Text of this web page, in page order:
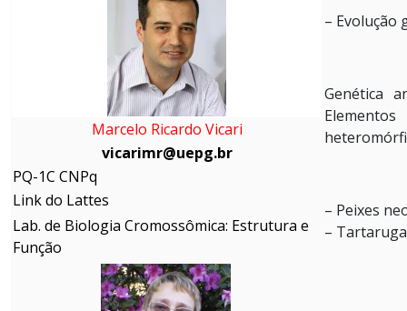
Marcelo Ricardo Vicari
vicarimr@uepg.br
PQ-1C CNPq
Link do Lattes
Lab. de Biologia Cromossômica: Estrutura e
Função
– Evolução
Genética
– Peixes
–